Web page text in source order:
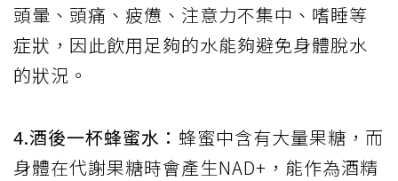
頭暈、頭痛、疲憊、注意力不集中、嗜睡等
症狀，因此飲用足夠的水能夠避免身體脫水
的狀況。
4.酒後一杯蜂蜜水： 蜂蜜中含有大量果糖，而
身體在代謝果糖時會產生NAD+，能作為酒精